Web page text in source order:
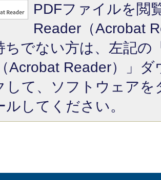
PDFファイルを閲
Reader（Acrobat
ちでない方は、左記の
Acrobat Reader）」
して、ソフトウェア
ルしてください。